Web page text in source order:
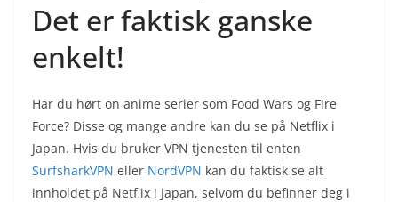
Det er faktisk ganske
enkelt!
Har du hørt on anime serier som Food Wars og Fire
Force? Disse og mange andre kan du se på Netflix i
Japan. Hvis du bruker VPN tjenesten til enten
SurfsharkVPN eller NordVPN kan du faktisk se alt
innholdet på Netflix i Japan, selvom du befinner deg i